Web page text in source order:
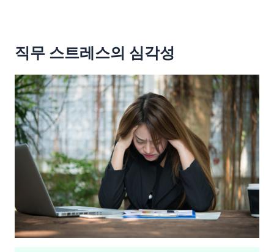
직무 스트레스의 심각성